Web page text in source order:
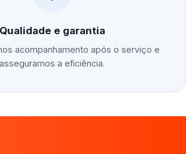
Qualidade e garantia
acompanhamento após o serviço e
asseguramos a eficiência.